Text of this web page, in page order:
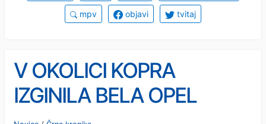
mpv objavi tvitaj
V OKOLICI KOPRA
IZGINILA BELA OPEL